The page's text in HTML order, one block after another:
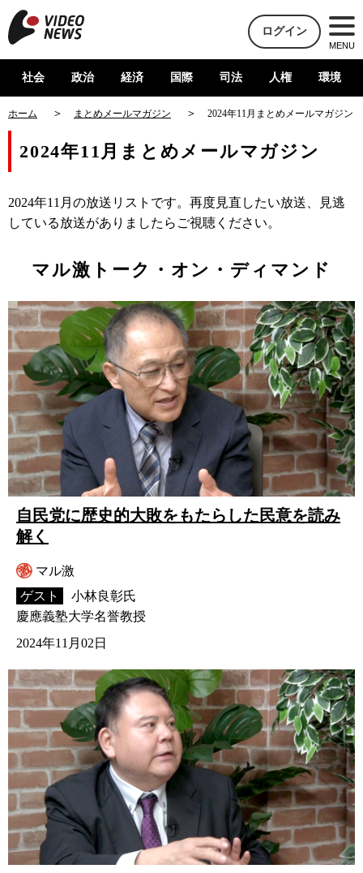
ログイン
MENU
社会 政治 経済 国際 司法 人権 環境
ホーム まとめメールマガジン 2024年11月まとめメールマガジン
2024年11月まとめメールマガジン
2024年11月の放送リストです。再度見直したい放送、見逃
している放送がありましたらご視聴ください。
マル激トーク・オン・ディマンド
自民党に歴史的大敗をもたらした民意を読み
解く
マル激
ゲスト
小林良彰氏
慶應義塾大学名誉教授
2024年11月02日